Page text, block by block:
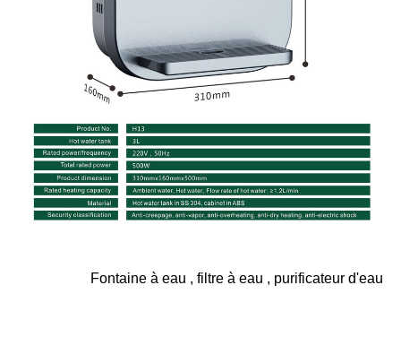
Fontaine à eau , filtre à eau , purificateur d'eau